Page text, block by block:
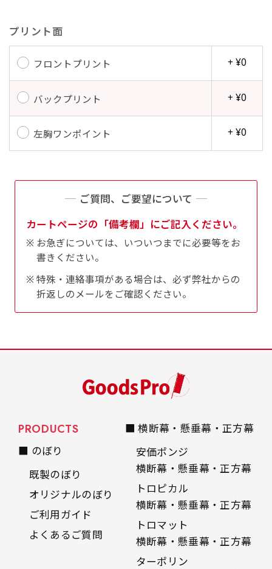
プリント面
フロントプリント + ¥0
バックプリント + ¥0
左胸ワンポイント + ¥0
ご質問、ご要望について
カートページの「備考欄」にご記入ください。
お急ぎについては、いついつまでに必要等をお
書きください。
特殊・連絡事項がある場合は、必ず弊社からの
折返しのメールをご確認ください。
PRODUCTS
■ のぼり
既製のぼり
オリジナルのぼり
ご利用ガイド
よくあるご質問
■ 横断幕・懸垂幕・正方幕
安価ポンジ
横断幕・懸垂幕・正方幕
トロピカル
横断幕・懸垂幕・正方幕
トロマット
横断幕・懸垂幕・正方幕
ターポリン